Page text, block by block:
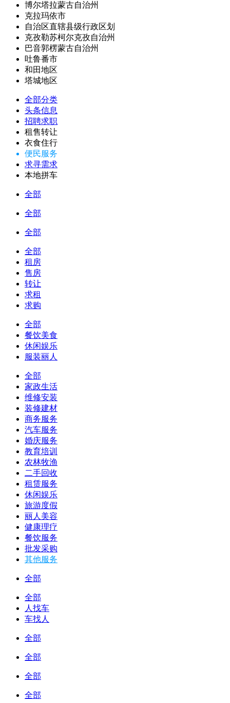
博尔塔拉蒙古自治州
克拉玛依市
自治区直辖县级行政区划
克孜勒苏柯尔克孜自治州
巴音郭楞蒙古自治州
吐鲁番市
和田地区
塔城地区
全部分类
头条信息
招聘求职
租售转让
衣食住行
便民服务
求寻需求
本地拼车
全部
全部
全部
全部
租房
售房
转让
求租
求购
全部
餐饮美食
休闲娱乐
服装丽人
全部
家政生活
维修安装
装修建材
商务服务
汽车服务
婚庆服务
教育培训
农林牧渔
二手回收
租赁服务
休闲娱乐
旅游度假
丽人美容
健康理疗
餐饮服务
批发采购
其他服务
全部
全部
人找车
车找人
全部
全部
全部
全部